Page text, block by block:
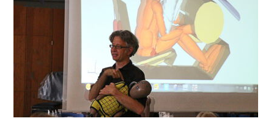
VON
DR.
ALEXANDER
GERST